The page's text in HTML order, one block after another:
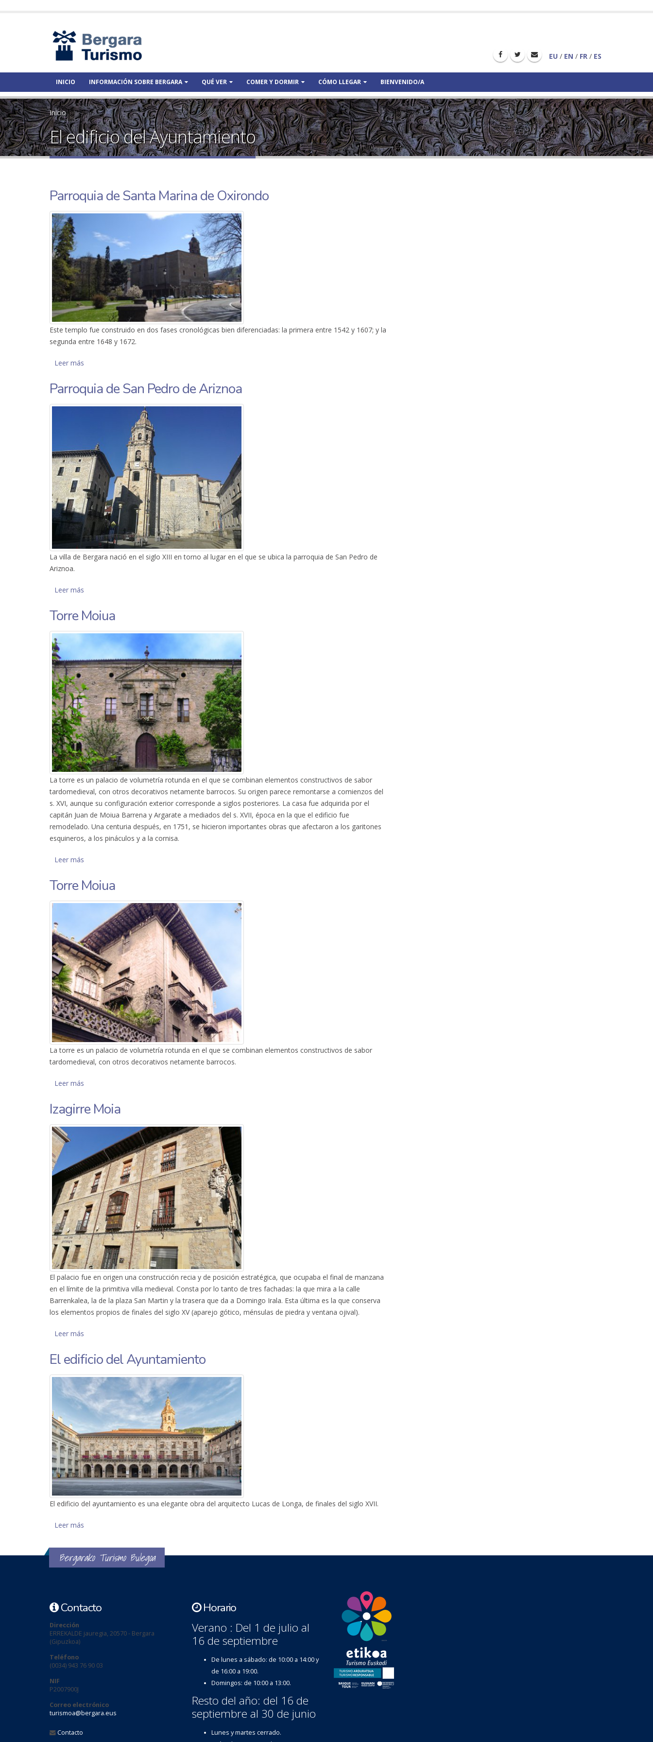
EU / EN / FR / ES
INICIO INFORMACIÓN SOBRE BERGARA QUÉ VER COMER Y DORMIR CÓMO LLEGAR BIENVENIDO/A
Inicio
El edificio del Ayuntamiento
Parroquia de Santa Marina de Oxirondo
Este templo fue construido en dos fases cronológicas bien diferenciadas: la primera entre 1542 y 1607; y la
segunda entre 1648 y 1672.
Leer más
Parroquia de San Pedro de Ariznoa
La villa de Bergara nació en el siglo XIII en torno al lugar en el que se ubica la parroquia de San Pedro de
Ariznoa.
Leer más
Torre Moiua
La torre es un palacio de volumetría rotunda en el que se combinan elementos constructivos de sabor
tardomedieval, con otros decorativos netamente barrocos. Su origen parece remontarse a comienzos del
s. XVI, aunque su configuración exterior corresponde a siglos posteriores. La casa fue adquirida por el
capitán Juan de Moiua Barrena y Argarate a mediados del s. XVII, época en la que el edificio fue
remodelado. Una centuria después, en 1751, se hicieron importantes obras que afectaron a los garitones
esquineros, a los pináculos y a la cornisa.
Leer más
Torre Moiua
La torre es un palacio de volumetría rotunda en el que se combinan elementos constructivos de sabor
tardomedieval, con otros decorativos netamente barrocos.
Leer más
Izagirre Moia
El palacio fue en origen una construcción recia y de posición estratégica, que ocupaba el final de manzana
en el límite de la primitiva villa medieval. Consta por lo tanto de tres fachadas: la que mira a la calle
Barrenkalea, la de la plaza San Martin y la trasera que da a Domingo Irala. Esta última es la que conserva
los elementos propios de finales del siglo XV (aparejo gótico, ménsulas de piedra y ventana ojival).
Leer más
El edificio del Ayuntamiento
El edificio del ayuntamiento es una elegante obra del arquitecto Lucas de Longa, de finales del siglo XVII.
Leer más
Bergarako Turismo Bulegoa
Contacto
Dirección
ERREKALDE jauregia, 20570 - Bergara
(Gipuzkoa)
Teléfono
(0034) 943 76 90 03
NIF
P2007900J
Correo electrónico
turismoa@bergara.eus
Contacto
Horario
Verano : Del 1 de julio al
16 de septiembre
De lunes a sábado: de 10:00 a 14:00 y
de 16:00 a 19:00.
Domingos: de 10:00 a 13:00.
Resto del año: del 16 de
septiembre al 30 de junio
Lunes y martes cerrado.